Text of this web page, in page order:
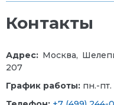
Контакты
Адрес: Москва,
207
График работы: пн.-пт.